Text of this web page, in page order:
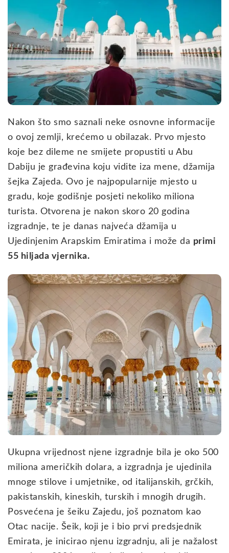
Nakon što smo saznali neke osnovne informacije
o ovoj zemlji, krećemo u obilazak. Prvo mjesto
koje bez dileme ne smijete propustiti u Abu
Dabiju je građevina koju vidite iza mene, džamija
šejka Zajeda. Ovo je najpopularnije mjesto u
gradu, koje godišnje posjeti nekoliko miliona
turista. Otvorena je nakon skoro 20 godina
izgradnje, te je danas najveća džamija u
Ujedinjenim Arapskim Emiratima i može da primi
55 hiljada vjernika.
Ukupna vrijednost njene izgradnje bila je oko 500
miliona američkih dolara, a izgradnja je ujedinila
mnoge stilove i umjetnike, od italijanskih, grčkih,
pakistanskih, kineskih, turskih i mnogih drugih.
Posvećena je šeiku Zajedu, još poznatom kao
Otac nacije. Šeik, koji je i bio prvi predsjednik
Emirata, je inicirao njenu izgradnju, ali je nažalost